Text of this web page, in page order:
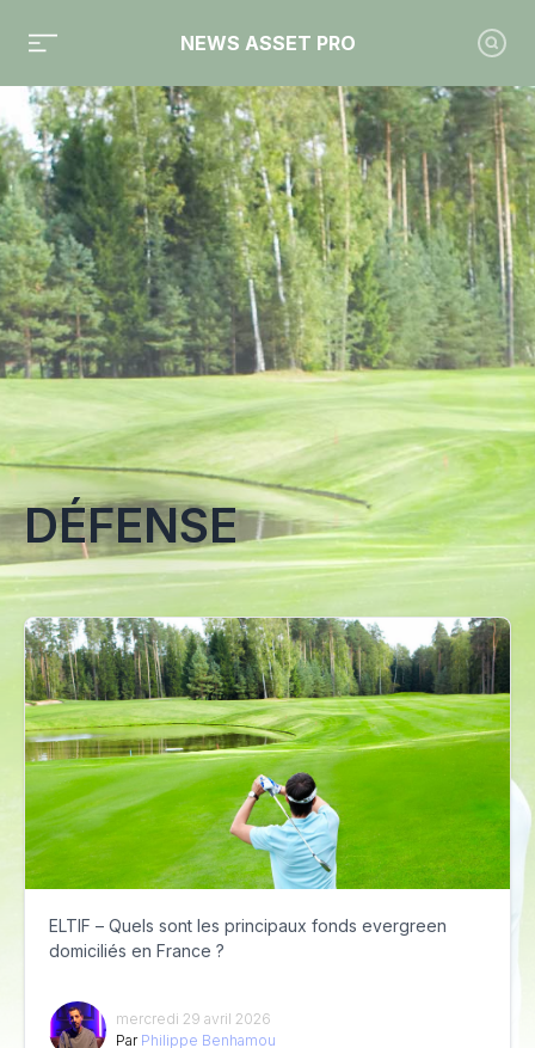
NEWS ASSET PRO
Toute l'actualité sur le tag "Défense"
DÉFENSE
ELTIF – Quels sont les principaux fonds evergreen
domiciliés en France ?
mercredi 29 avril 2026
Par Philippe Benhamou